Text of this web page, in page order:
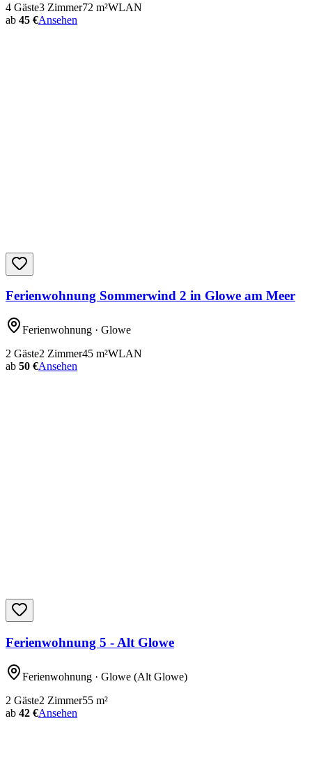
4 Gäste3 Zimmer72 m²WLAN
ab 45 €Ansehen
Ferienwohnung Sommerwind 2 in Glowe am Meer
Ferienwohnung · Glowe
2 Gäste2 Zimmer45 m²WLAN
ab 50 €Ansehen
Ferienwohnung 5 - Alt Glowe
Ferienwohnung · Glowe (Alt Glowe)
2 Gäste2 Zimmer55 m²
ab 42 €Ansehen